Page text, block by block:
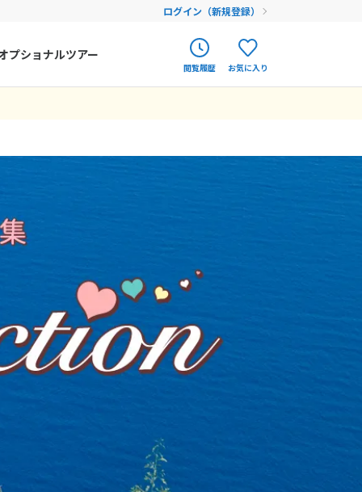
ログイン（新規登録）
クロアチア
ルーマニア
フェロー諸島
プショナルツアー
閲覧履歴 お気に入り